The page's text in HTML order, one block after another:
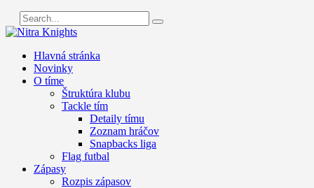
Hlavná stránka
Novinky
O tíme
Štruktúra klubu
Tackle tím
Detaily tímu
Zoznam hráčov
Snapbacks liga
Flag futbal
Zápasy
Rozpis zápasov